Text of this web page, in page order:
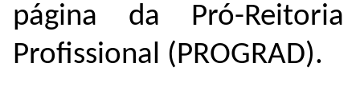
página da Pró-
Profissional (PROGRAD).